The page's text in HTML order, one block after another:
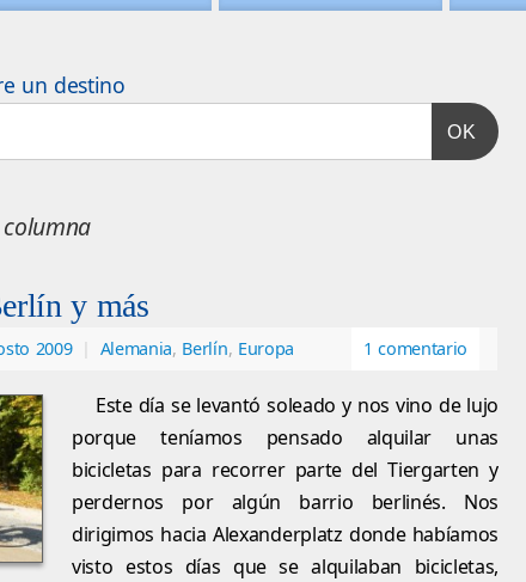
un destino
OK
columna
y más
2009 Alemania, Berlín, Europa 1 comentario
Este día se levantó soleado y nos vino de lujo
porque teníamos pensado alquilar unas
bicicletas para recorrer parte del Tiergarten y
perdernos por algún barrio berlinés. Nos
dirigimos hacia Alexanderplatz donde habíamos
visto estos días que se alquilaban bicicletas,